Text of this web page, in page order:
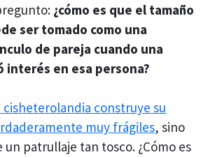
¿cómo es que el tamaño
ser tomado como una
de pareja cuando una
interés en esa persona?
cisheterolandia construye su
muy frágiles, sino
un patrullaje tan tosco. ¿Cómo es